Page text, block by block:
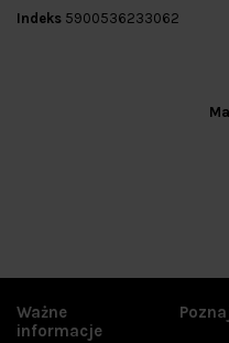
Indeks 5900536233062
Ważne
informacje